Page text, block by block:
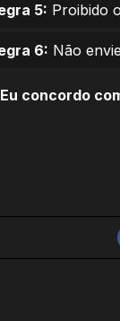
5: Proibido
6: Não
Eu concordo